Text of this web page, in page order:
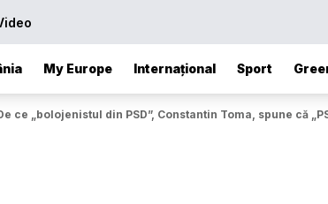
My Europe Internațional Sport
ce „bolojenistul din PSD”, Constantin Toma, spune că